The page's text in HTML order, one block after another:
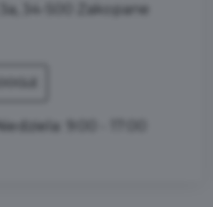
34-500 Zakopane
9:00 - 17:00